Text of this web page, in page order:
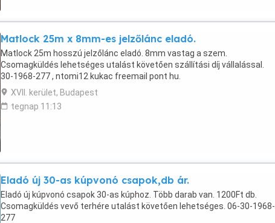
Matlock 25m x 8mm-es jelzőlánc eladó.
Matlock 25m hosszú jelzőlánc eladó. 8mm vastag a szem.
Csomagküldés lehetséges utalást követően szállítási díj vállalással.
30-1968-277 , ntomi12 kukac freemail pont hu.
XVII. kerület, Budapest
tegnap 11:13
Eladó új 30-as kúpvonó csapok,db ár.
Eladó új kúpvonó csapok 30-as kúphoz. Több darab van. 1200Ft db.
Csomagküldés vevő terhére utalást követően lehetséges. 06-30-1968-
277